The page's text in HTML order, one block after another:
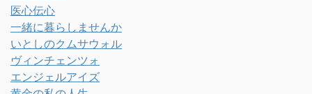
医心伝心
一緒に暮らしませんか
いとしのクムサウォル
ヴィンチェンツォ
エンジェルアイズ